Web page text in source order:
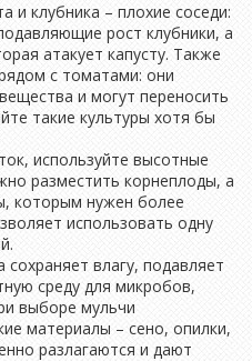
и клубника – плохие соседи:
рост клубники, а
атакует капусту. Также
с томатами: они
и могут переносить
такие культуры хотя бы
используйте высотные
разместить корнеплоды, а
которым нужен более
использовать одну
влагу, подавляет
среду для микробов,
выборе мульчи
материалы – сено, опилки,
разлагаются и дают